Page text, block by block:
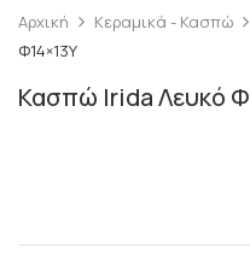
Αρχική Κεραμικά - Κασπώ
Φ14×13Υ
Κασπώ Irida Λευκό